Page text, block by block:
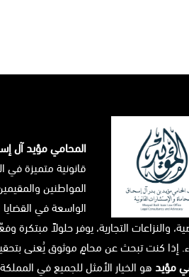
المحامي مؤيد آل
قانونية متميزة في
المواطنين
الواسعة في القضايا
والنزاعات التجارية، يوفر حلولاً مبتكرة
إذا كنت تبحث عن محامٍ موثوق يُعنى
مؤيد هو الخيار الأمثل للجميع في